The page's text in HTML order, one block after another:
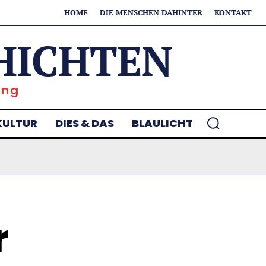
HOME DIE MENSCHEN DAHINTER KONTAKT
DIES & DAS BLAULICHT